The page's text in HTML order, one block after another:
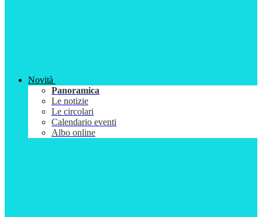
Novità
Panoramica
Le notizie
Le circolari
Calendario eventi
Albo online